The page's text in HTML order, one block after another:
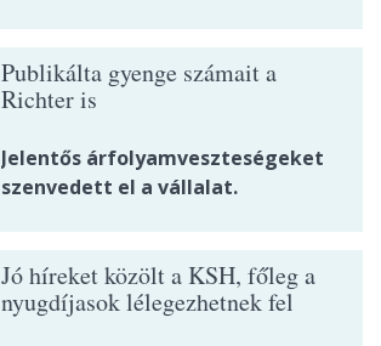
Publikálta gyenge számait a
Richter is
Jelentős árfolyamveszteségeket
szenvedett el a vállalat.
Jó híreket közölt a KSH, főleg a
nyugdíjasok lélegezhetnek fel